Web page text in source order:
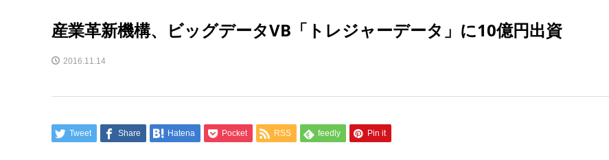
産業革新機構、ビッグデータVB「トレジャーデータ」に10億円出資
2016.11.14
Tweet Share Hatena Pocket RSS feedly Pin it